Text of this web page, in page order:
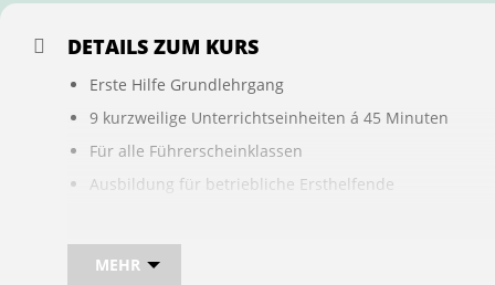
DETAILS ZUM KURS
Erste Hilfe Grundlehrgang
9 kurzweilige Unterrichtseinheiten á 45 Minuten
Für alle Führerscheinklassen
Ausbildung für betriebliche Ersthelfende
Bei sam kannst du direkt im Kurs auch gleich, den für
MEHR